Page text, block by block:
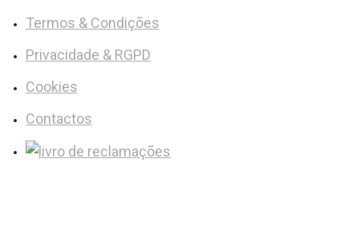
Termos & Condições
Privacidade & RGPD
Cookies
Contactos